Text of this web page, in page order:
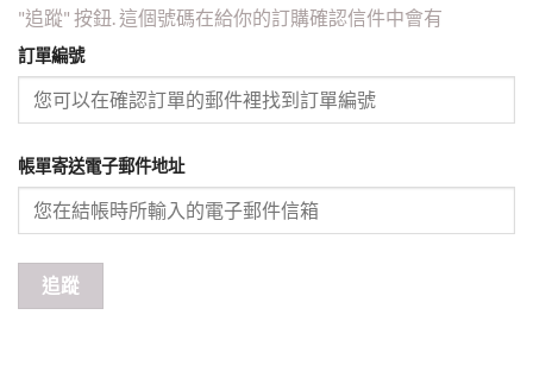
"追蹤" 按鈕. 這個號碼在給你的訂購確認信件中會有
訂單編號
帳單寄送電子郵件地址
追蹤